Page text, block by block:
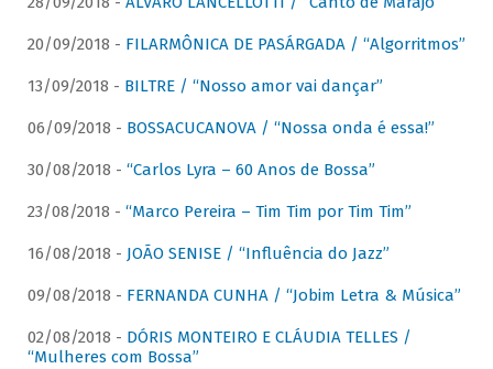
20/09/2018 - FILARMÔNICA DE PASÁRGADA / “Algorritmos”
13/09/2018 - BILTRE / “Nosso amor vai dançar”
06/09/2018 - BOSSACUCANOVA / “Nossa onda é essa!”
30/08/2018 - “Carlos Lyra – 60 Anos de Bossa”
23/08/2018 - “Marco Pereira – Tim Tim por Tim Tim”
16/08/2018 - JOÃO SENISE / “Influência do Jazz”
09/08/2018 - FERNANDA CUNHA / “Jobim Letra & Música”
02/08/2018 - DÓRIS MONTEIRO E CLÁUDIA TELLES /
“Mulheres com Bossa”